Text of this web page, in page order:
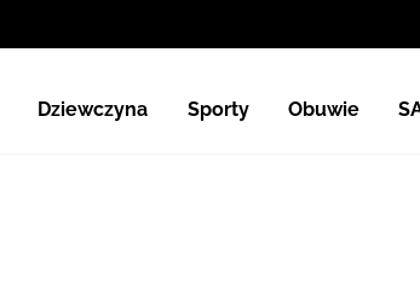
Dziewczyna Sporty Obuwie